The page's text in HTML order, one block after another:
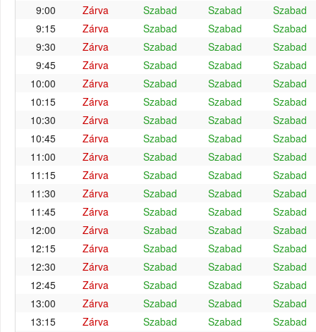
9:00
Zárva Szabad Szabad
Szabad
9:15
Zárva Szabad Szabad
Szabad
9:30
Zárva Szabad Szabad
Szabad
9:45
Zárva Szabad Szabad
Szabad
10:00
Zárva Szabad Szabad
Szabad
10:15
Zárva Szabad Szabad
Szabad
10:30
Zárva Szabad Szabad
Szabad
10:45
Zárva Szabad Szabad
Szabad
11:00
Zárva Szabad Szabad
Szabad
11:15
Zárva Szabad Szabad
Szabad
11:30
Zárva Szabad Szabad
Szabad
11:45
Zárva Szabad Szabad
Szabad
12:00
Zárva Szabad Szabad
Szabad
12:15
Zárva Szabad Szabad
Szabad
12:30
Zárva Szabad Szabad
Szabad
12:45
Zárva Szabad Szabad
Szabad
13:00
Zárva Szabad Szabad
Szabad
13:15
Zárva Szabad Szabad
Szabad